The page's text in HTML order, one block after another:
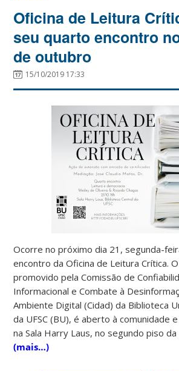
Oficina de Leitura
seu quarto encontro
de outubro
15/10/2019 17:33
Ocorre no próximo dia 21, segunda-
encontro da Oficina de Leitura Crítica.
promovido pela Comissão de
Informacional e Combate à
Ambiente Digital (Cidad) da Biblioteca
da UFSC (BU), é aberto à comunidade
na Sala Harry Laus, no segundo piso da
(mais…)